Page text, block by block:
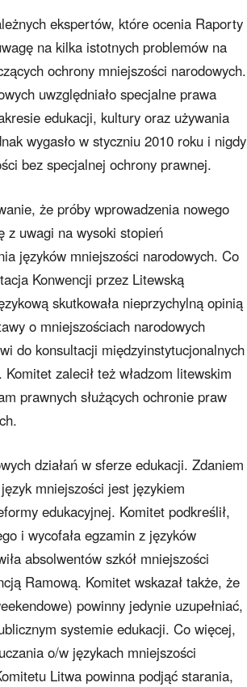
ekspertów, które ocenia Raporty
na kilka istotnych problemów na
ochrony mniejszości narodowych.
uwzględniało specjalne prawa
edukacji, kultury oraz używania
wygasło w styczniu 2010 roku i nigdy
bez specjalnej ochrony prawnej.
że próby wprowadzenia nowego
z uwagi na wysoki stopień
języków mniejszości narodowych. Co
Konwencji przez Litewską
skutkowała nieprzychylną opinią
o mniejszościach narodowych
do konsultacji międzyinstytucjonalnych
zalecił też władzom litewskim
prawnych służących ochronie praw
działań w sferze edukacji. Zdaniem
mniejszości jest językiem
edukacyjnej. Komitet podkreślił,
i wycofała egzamin z języków
absolwentów szkół mniejszości
Ramową. Komitet wskazał także, że
powinny jedynie uzupełniać,
systemie edukacji. Co więcej,
o/w językach mniejszości
Litwa powinna podjąć starania,